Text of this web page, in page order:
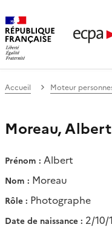
de
Accueil Moteur
Moreau, Albert
Prénom Albert
Nom Moreau
Rôle Photographe
Date de naissance 2/10/